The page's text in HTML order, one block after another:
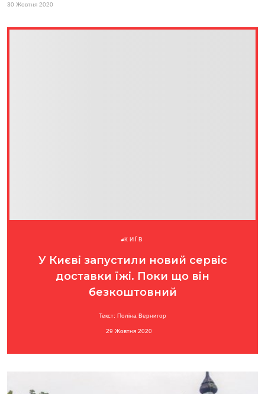
30 Жовтня 2020
КИЇВ
У Києві запустили новий сервіс
доставки їжі. Поки що він
безкоштовний
Текст: Поліна Вернигор
29 Жовтня 2020